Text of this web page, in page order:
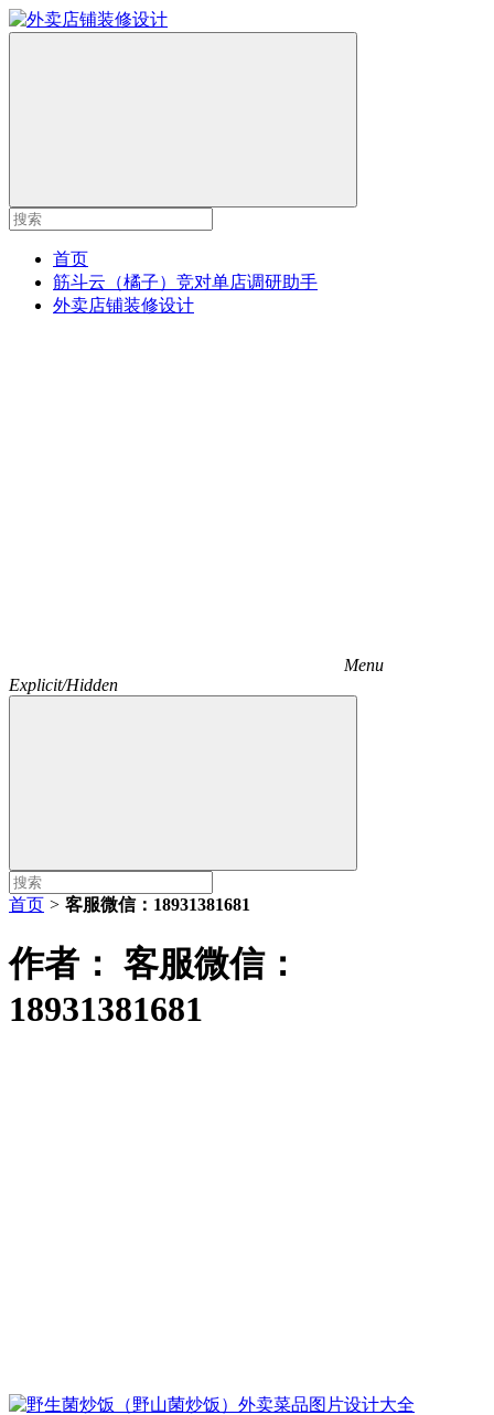
首页
筋斗云（橘子）竞对单店调研助手
外卖店铺装修设计
Menu
Explicit/Hidden
首页 > 客服微信：18931381681
作者： 客服微信：
18931381681